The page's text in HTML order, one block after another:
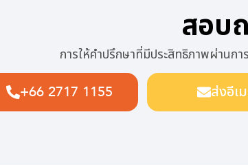
สอบ
การให้คำปรึกษาที่มีประสิทธิภาพผ่านก
+66 2717 1155 ส่งอีเ